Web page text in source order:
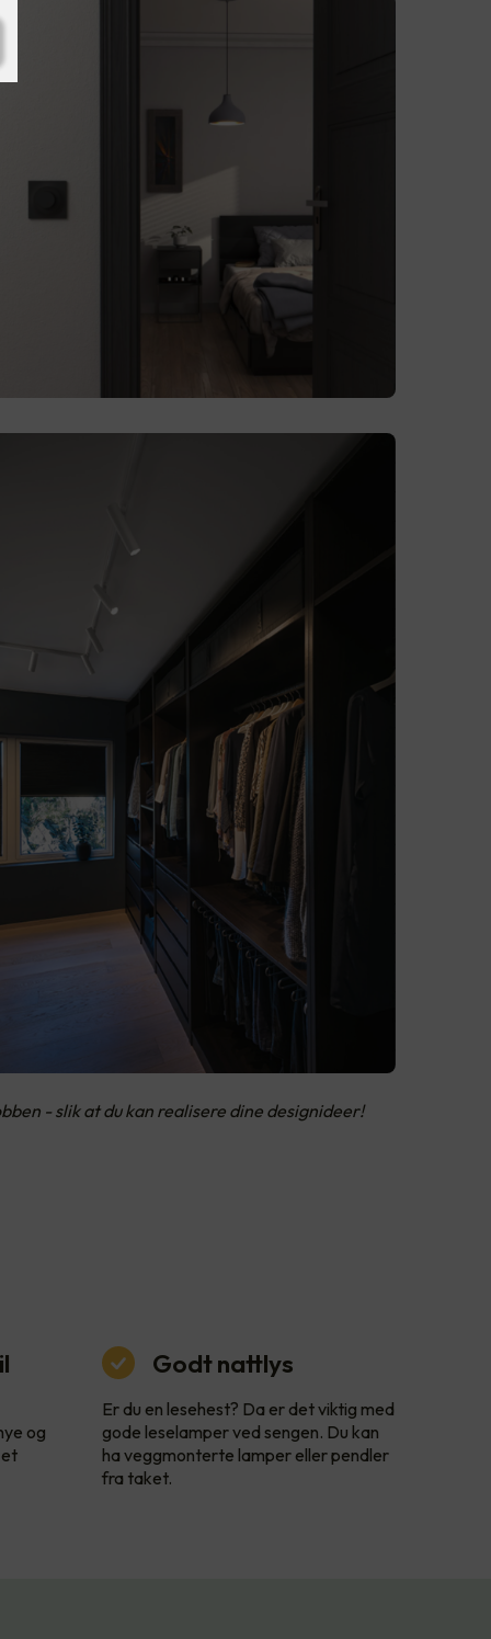
- slik at du kan realisere dine designideer!
og
Godt nattlys
Er du en lesehest? Da er det viktig med
gode leselamper ved sengen. Du kan
ha veggmonterte lamper eller pendler
fra taket.